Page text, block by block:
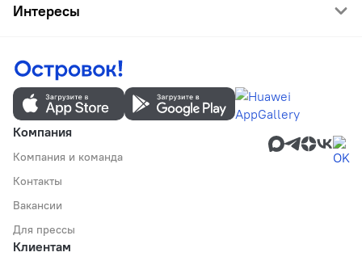
Интересы
Компания
Компания и команда
Контакты
Вакансии
Для прессы
Клиентам